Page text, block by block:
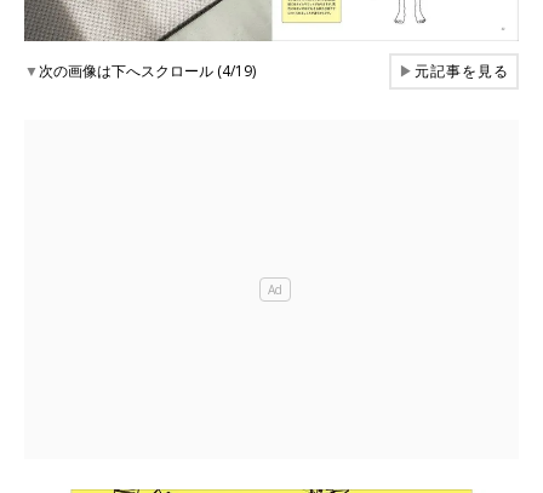
▼次の画像は下へスクロール (4/19) ▶元記事を見る